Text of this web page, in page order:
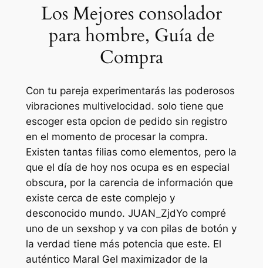
Los Mejores consolador
para hombre, Guía de
Compra
Con tu pareja experimentarás las poderosos
vibraciones multivelocidad. solo tiene que
escoger esta opcion de pedido sin registro
en el momento de procesar la compra.
Existen tantas filias como elementos, pero la
que el día de hoy nos ocupa es en especial
obscura, por la carencia de información que
existe cerca de este complejo y
desconocido mundo. JUAN_ZjdYo compré
uno de un sexshop y va con pilas de botón y
la verdad tiene más potencia que este. El
auténtico Maral Gel maximizador de la